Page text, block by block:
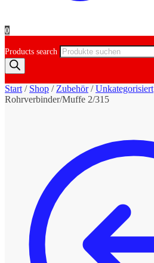
0
Products search
Start / Shop / Zubehör/Unkategorisiert
Rohrverbinder/Muffe 2/315